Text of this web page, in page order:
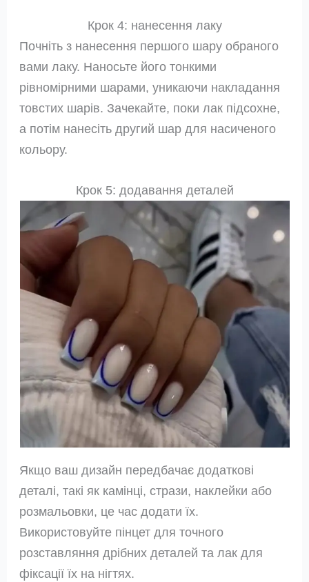
Крок 4: нанесення лаку
Почніть з нанесення першого шару обраного
вами лаку. Наносьте його тонкими
рівномірними шарами, уникаючи накладання
товстих шарів. Зачекайте, поки лак підсохне,
а потім нанесіть другий шар для насиченого
кольору.
Крок 5: додавання деталей
Якщо ваш дизайн передбачає додаткові
деталі, такі як камінці, стрази, наклейки або
розмальовки, це час додати їх.
Використовуйте пінцет для точного
розставляння дрібних деталей та лак для
фіксації їх на нігтях.